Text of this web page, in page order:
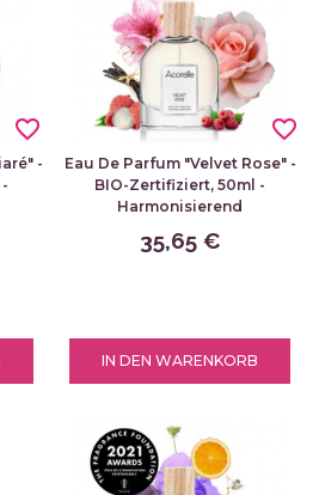
-
favorite_border
Eau De Parfum "Velvet Rose" -
BIO-Zertifiziert, 50ml -
Harmonisierend
35,65 €
IN DEN WARENKORB
favorite_border